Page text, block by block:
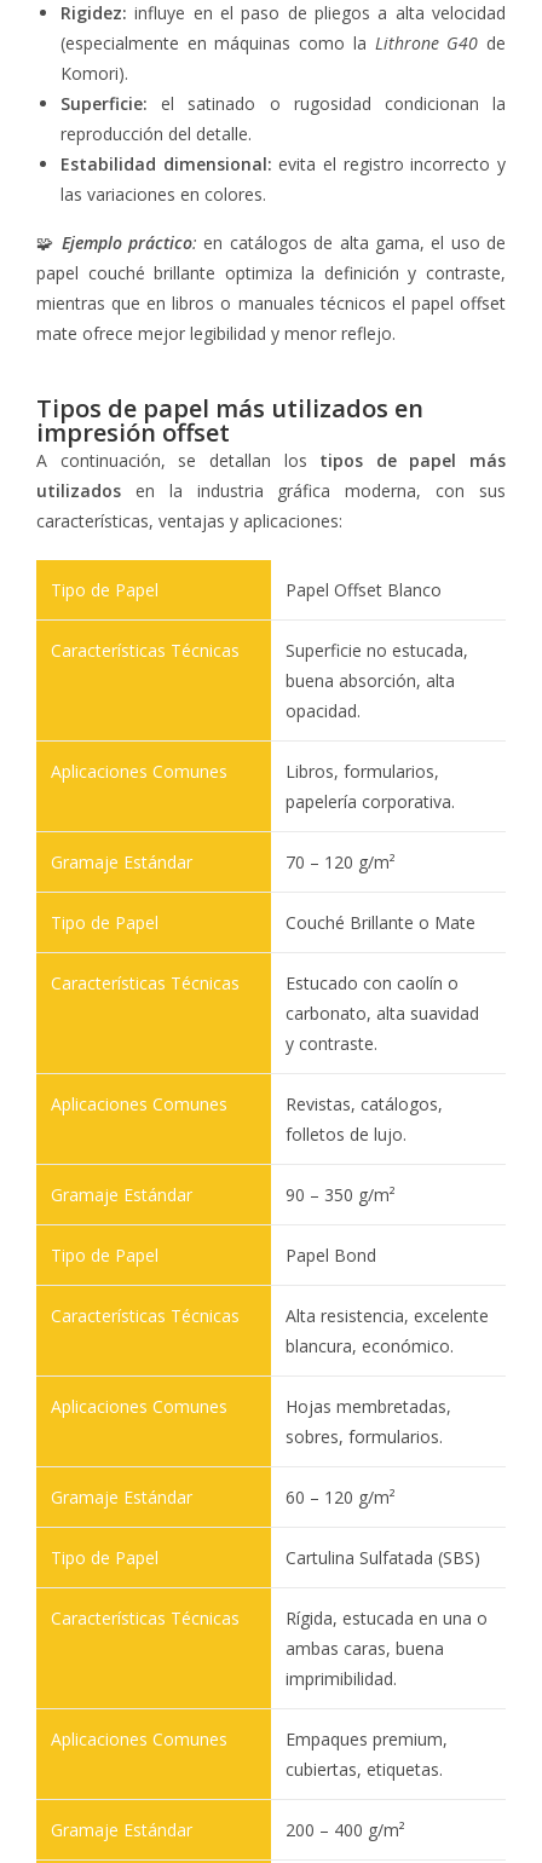
Rigidez: influye en el paso de pliegos a alta velocidad
(especialmente en máquinas como la Lithrone G40 de
Komori).
Superficie: el satinado o rugosidad condicionan la
reproducción del detalle.
Estabilidad dimensional: evita el registro incorrecto y
las variaciones en colores.
🧩 Ejemplo práctico: en catálogos de alta gama, el uso de
papel couché brillante optimiza la definición y contraste,
mientras que en libros o manuales técnicos el papel offset
mate ofrece mejor legibilidad y menor reflejo.
Tipos de papel más utilizados en
impresión offset
A continuación, se detallan los tipos de papel más
utilizados en la industria gráfica moderna, con sus
características, ventajas y aplicaciones:
Papel Offset Blanco
Superficie no estucada,
buena absorción, alta
opacidad.
Libros, formularios,
papelería corporativa.
70 – 120 g/m²
Couché Brillante o Mate
Estucado con caolín o
carbonato, alta suavidad
y contraste.
Revistas, catálogos,
folletos de lujo.
90 – 350 g/m²
Papel Bond
Alta resistencia, excelente
blancura, económico.
Hojas membretadas,
sobres, formularios.
60 – 120 g/m²
Cartulina Sulfatada (SBS)
Rígida, estucada en una o
ambas caras, buena
imprimibilidad.
Empaques premium,
cubiertas, etiquetas.
200 – 400 g/m²